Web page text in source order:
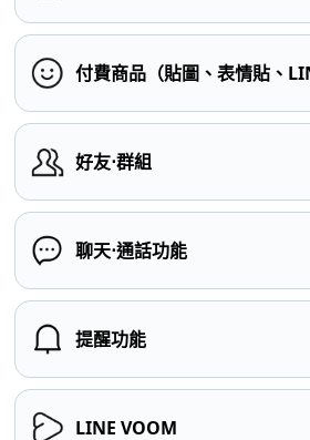
付費商品（貼圖、表情貼、
好友⋅群組
聊天⋅通話功能
提醒功能
LINE VOOM